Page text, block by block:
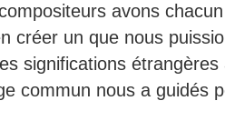
avons
créer un que nous
significations
commun nous a guidés